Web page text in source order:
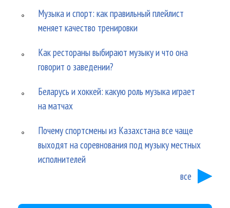
Музыка и спорт: как правильный плейлист
меняет качество тренировки
Как рестораны выбирают музыку и что она
говорит о заведении?
Беларусь и хоккей: какую роль музыка играет
на матчах
Почему спортсмены из Казахстана все чаще
выходят на соревнования под музыку местных
исполнителей
все